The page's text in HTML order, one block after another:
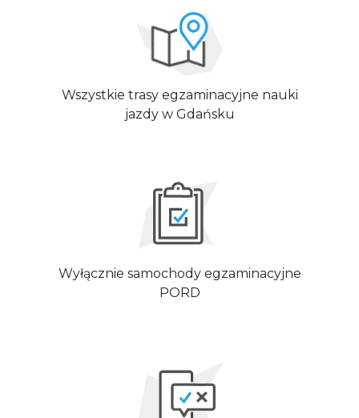
Wszystkie trasy egzaminacyjne nauki
jazdy w Gdańsku
Wyłącznie samochody egzaminacyjne
PORD